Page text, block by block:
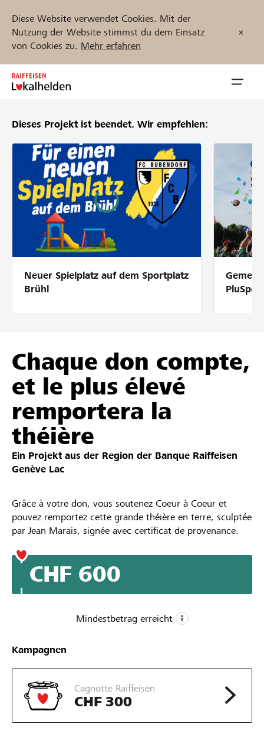
Diese Website verwendet Cookies. Mit der
Nutzung der Website stimmst du dem Einsatz
von Cookies zu. Mehr erfahren
Zum
Inhalt
Unterstützen
Hilfe & Support
Partner / Raiffeisenbank
Anmelden
Registrieren
Projekte und Organisationen finden
DE FR IT
Dieses Projekt ist beendet. Wir empfehlen:
Neuer Spielplatz auf dem Sportplatz
Brühl
Chaque don compte,
et le plus élevé
remportera la
théière
Ein Projekt aus der Region der Banque Raiffeisen
Genève Lac
Grâce à votre don, vous soutenez Coeur à Coeur et
pouvez remportez cette grande théière en terre, sculptée
par Jean Marais, signée avec certificat de provenance.
CHF 600
Mindestbetrag erreicht
CHF 1
CHF 100
Wunschbetrag
Unterstützungen
Kampagnen
Cagnotte Raiffeisen
CHF 300